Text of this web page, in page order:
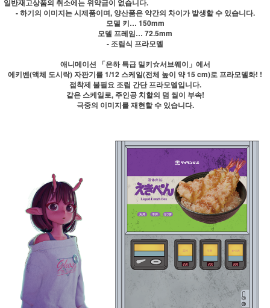
일반재고상품의 취소에는 위약금이 없습니다.
- 하기의 이미지는 시제품이며, 양산품은 약간의 차이가 발생할 수 있습니다.
모델 키… 150mm
모델 프레임… 72.5mm
- 조립식 프라모델
애니메이션 「은하 특급 밀키☆서브웨이」에서
에키벤(액체 도시락) 자판기를 1/12 스케일(전체 높이 약 15 cm)로 프라모델화! !
접착제 불필요 조립 간단 프라모델입니다.
같은 스케일로, 주인공 치할의 덤 씰이 부속!
극중의 이미지를 재현할 수 있습니다.